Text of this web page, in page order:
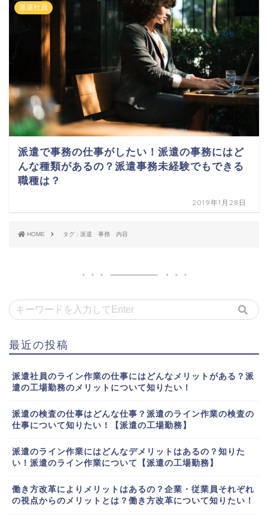
派遣社員
派遣で事務の仕事がしたい！派遣の事務にはど
んな種類があるの？派遣事務未経験でもできる
職種は？
2019年1月28日
HOME タグ : 派遣 事務 内容
最近の投稿
派遣社員のライン作業の仕事にはどんなメリットがある？派
遣の工場勤務のメリットについて知りたい！
派遣の検査の仕事はどんな仕事？派遣のライン作業の検査の
仕事について知りたい！【派遣の工場勤務】
派遣のライン作業にはどんなデメリットはあるの？知りた
い！派遣のライン作業について【派遣の工場勤務】
働き方改革によりメリットはあるの？企業・従業員それぞれ
の視点からのメリットとは？働き方改革について知りたい！